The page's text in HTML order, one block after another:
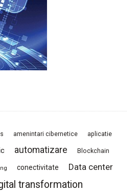
amenintari cibernetice aplicatie
automatizare Blockchain
conectivitate Data center
transformation